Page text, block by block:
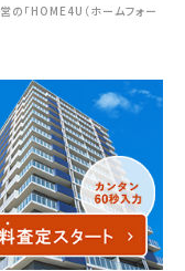
「HOME4U（ホームフォー